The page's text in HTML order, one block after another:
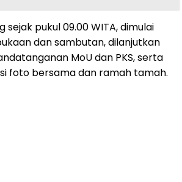
pukul 09.00 WITA, dimulai
dan sambutan, dilanjutkan
MoU dan PKS, serta
foto bersama dan ramah tamah.